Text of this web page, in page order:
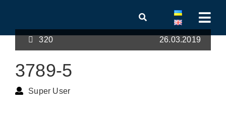
320 26.03.2019
3789-5
Super User